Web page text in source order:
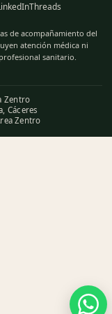
Threads
de acompañamiento del
atención médica ni
sanitario.
Zentro
Cáceres
Zentro